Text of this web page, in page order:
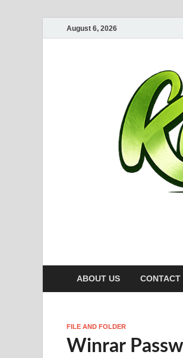
August 6, 2026
Kuyhaa
ABOUT US CONTACT
FILE AND FOLDER
Winrar